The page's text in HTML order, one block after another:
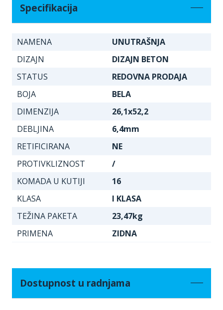
Specifikacija
NAMENA
UNUTRAŠNJA
DIZAJN
DIZAJN BETON
STATUS
REDOVNA PRODAJA
BOJA
BELA
DIMENZIJA
26,1x52,2
DEBLJINA
6,4mm
RETIFICIRANA
NE
PROTIVKLIZNOST
/
KOMADA U KUTIJI
16
KLASA
I KLASA
TEŽINA PAKETA
23,47kg
PRIMENA
ZIDNA
Dostupnost u radnjama